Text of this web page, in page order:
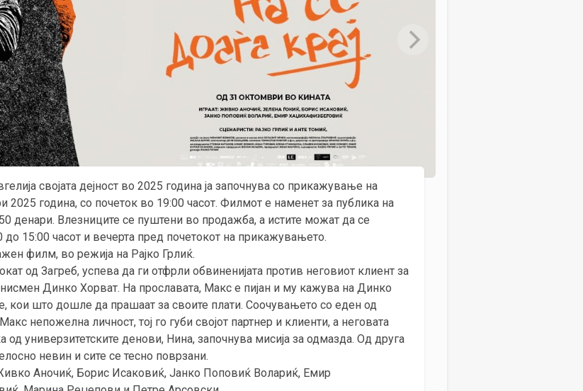
својата дејност во 2025 година ја започнува со прикажување на
2025 година, со почеток во 19:00 часот. Филмот е наменет за публика на
денари. Влезниците се пуштени во продажба, а истите можат да се
до 15:00 часот и вечерта пред почетокот на прикажувањето.
филм, во режија на Рајко Грлиќ.
од Загреб, успева да ги отфрли обвиненијата против неговиот клиент за
Динко Хорват. На прославата, Макс е пијан и му кажува на Динко
кои што дошле да прашаат за своите плати. Соочувањето со еден од
непожелна личност, тој го губи својот партнер и клиенти, а неговата
од универзитетските денови, Нина, започнува мисија за одмазда. Од друга
невин и сите се тесно поврзани.
Аночиќ, Борис Исаковиќ, Јанко Поповиќ Волариќ, Емир